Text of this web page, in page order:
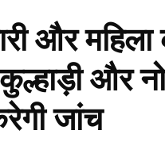
और
और
जांच